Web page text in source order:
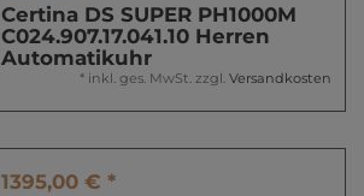
Certina DS SUPER PH1000M
C024.907.17.041.10 Herren
Automatikuhr
* inkl. ges. MwSt. zzgl. Versandkosten
1395,00 € *